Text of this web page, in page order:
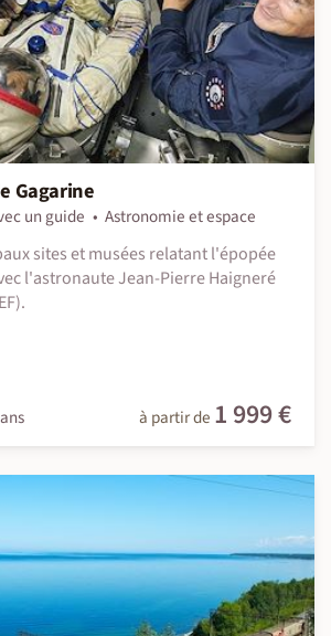
Gagarine
un guide
Astronomie et espace
sites et musées relatant l'épopée
l'astronaute Jean-Pierre Haigneré
à partir de 1 999 €